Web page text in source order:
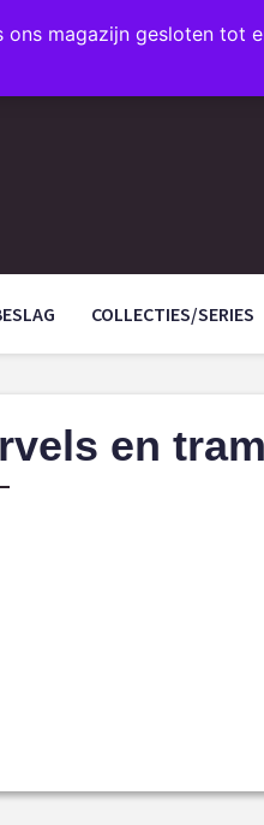
magazijn gesloten tot
COLLECTIES/SERIES
en